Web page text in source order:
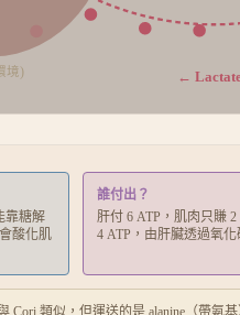
境) ←
靠糖解
酸化肌
誰付出？
肝付 6 ATP，肌肉只賺
4 ATP，由肝臟透過氧化